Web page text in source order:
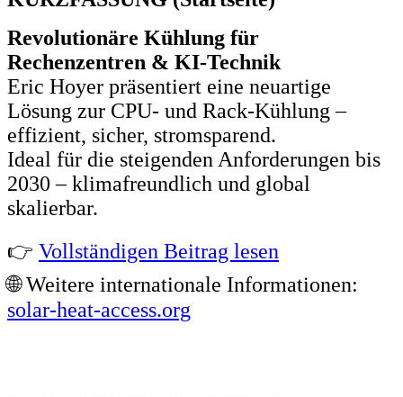
Revolutionäre Kühlung für
Rechenzentren & KI-Technik
Eric Hoyer präsentiert eine neuartige
Lösung zur CPU- und Rack-Kühlung –
effizient, sicher, stromsparend.
Ideal für die steigenden Anforderungen bis
2030 – klimafreundlich und global
skalierbar.
👉 Vollständigen Beitrag lesen
🌐 Weitere internationale Informationen:
solar-heat-access.org